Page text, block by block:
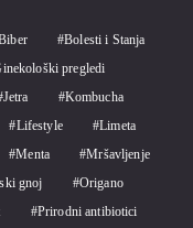
Bolesti i Stanja
pregledi
Jetra
Kombucha
Lifestyle
Limeta
Menta
Mršavljenje
gnoj
Origano
Prirodni antibiotici